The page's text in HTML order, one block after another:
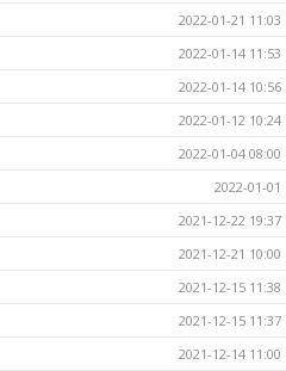
2022-01-21 11:03
2022-01-14 11:53
2022-01-14 10:56
2022-01-12 10:24
2022-01-04 08:00
2022-01-01
2021-12-22 19:37
2021-12-21 10:00
2021-12-15 11:38
2021-12-15 11:37
2021-12-14 11:00